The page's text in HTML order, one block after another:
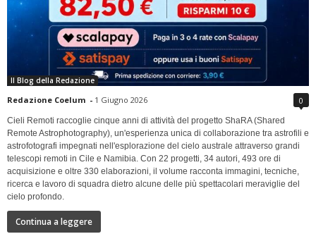
Il Blog della Redazione
Redazione Coelum - 1 Giugno 2026 0
Cieli Remoti raccoglie cinque anni di attività del progetto ShaRA (Shared
Remote Astrophotography), un'esperienza unica di collaborazione tra astrofili e
astrofotografi impegnati nell'esplorazione del cielo australe attraverso grandi
telescopi remoti in Cile e Namibia. Con 22 progetti, 34 autori, 493 ore di
acquisizione e oltre 330 elaborazioni, il volume racconta immagini, tecniche,
ricerca e lavoro di squadra dietro alcune delle più spettacolari meraviglie del
cielo profondo.
Continua a leggere